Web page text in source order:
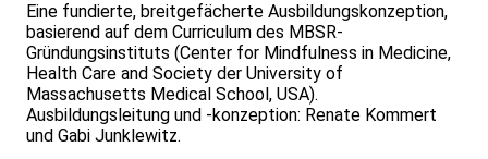
Eine fundierte, breitgefächerte Ausbildungskonzeption,
basierend auf dem Curriculum des MBSR-
Gründungsinstituts (Center for Mindfulness in Medicine,
Health Care and Society der University of
Massachusetts Medical School, USA).
Ausbildungsleitung und -konzeption: Renate Kommert
und Gabi Junklewitz.